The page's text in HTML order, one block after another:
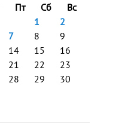
Пт Сб
Вс
1
2
7 8
9
14 15
16
21 22
23
28 29
30